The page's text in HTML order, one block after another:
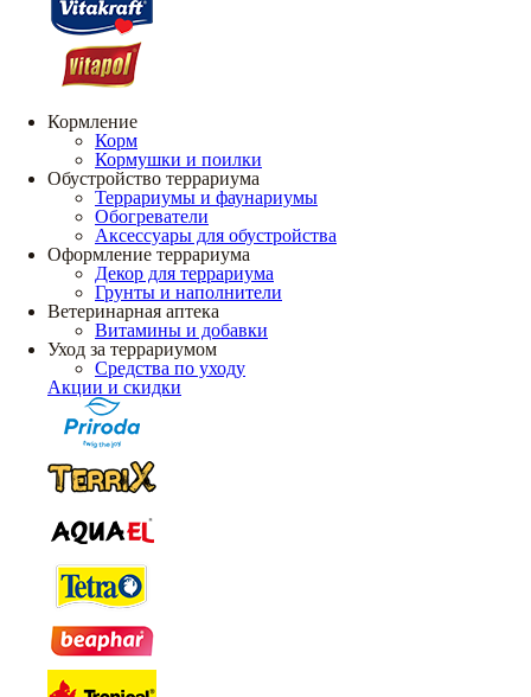
Кормление
Корм
Кормушки и поилки
Обустройство террариума
Террариумы и фаунариумы
Обогреватели
Аксессуары для обустройства
Оформление террариума
Декор для террариума
Грунты и наполнители
Ветеринарная аптека
Витамины и добавки
Уход за террариумом
Средства по уходу
Акции и скидки